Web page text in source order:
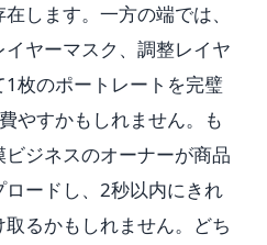
します。一方の端では、
ヤーマスク、調整レイヤ
枚のポートレートを完璧
やすかもしれません。も
ジネスのオーナーが商品
ードし、2秒以内にきれ
るかもしれません。どち